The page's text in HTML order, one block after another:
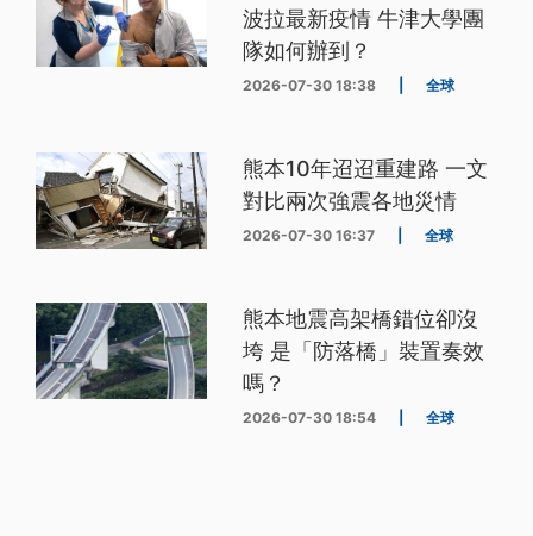
波拉最新疫情 牛津大學團
隊如何辦到？
2026-07-30 18:38 全球
熊本10年迢迢重建路 一文
對比兩次強震各地災情
2026-07-30 16:37 全球
熊本地震高架橋錯位卻沒
垮 是「防落橋」裝置奏效
嗎？
2026-07-30 18:54 全球